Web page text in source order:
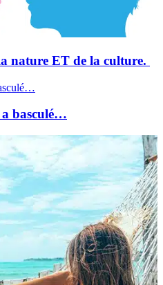
nature ET de la culture.
a basculé…